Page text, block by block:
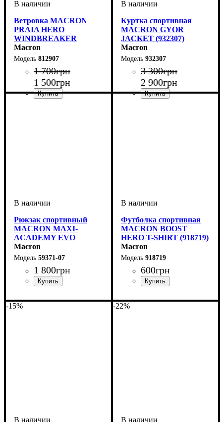
Ветровка MACRON
PRAIA HERO
WINDBREAKER
(812907)
Macron
812907
1 700грн
1 500грн
Куртка спортивная
MACRON GYOR
JACKET (932307)
Macron
932307
3 300грн
2 900грн
Рюкзак спортивный
MACRON MAXI-
ACADEMY EVO
(5937107)
Macron
59371-07
1 800грн
Футболка спортивная
MACRON BOOST
HERO T-SHIRT (918719)
Macron
918719
600грн
Мужской
-15% -22%